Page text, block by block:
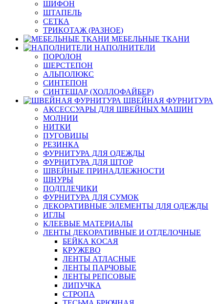
ШИФОН
ШТАПЕЛЬ
СЕТКА
ТРИКОТАЖ (РАЗНОЕ)
МЕБЕЛЬНЫЕ ТКАНИ
НАПОЛНИТЕЛИ
ПОРОЛОН
ШЕРСТЕПОН
АЛЬПОЛЮКС
СИНТЕПОН
СИНТЕШАР (ХОЛЛОФАЙБЕР)
ШВЕЙНАЯ ФУРНИТУРА
АКСЕССУАРЫ ДЛЯ ШВЕЙНЫХ МАШИН
МОЛНИИ
НИТКИ
ПУГОВИЦЫ
РЕЗИНКА
ФУРНИТУРА ДЛЯ ОДЕЖДЫ
ФУРНИТУРА ДЛЯ ШТОР
ШВЕЙНЫЕ ПРИНАДЛЕЖНОСТИ
ШНУРЫ
ПОДПЛЕЧИКИ
ФУРНИТУРА ДЛЯ СУМОК
ДЕКОРАТИВНЫЕ ЭЛЕМЕНТЫ ДЛЯ ОДЕЖДЫ
ИГЛЫ
КЛЕЕВЫЕ МАТЕРИАЛЫ
ЛЕНТЫ ДЕКОРАТИВНЫЕ И ОТДЕЛОЧНЫЕ
БЕЙКА КОСАЯ
КРУЖЕВО
ЛЕНТЫ АТЛАСНЫЕ
ЛЕНТЫ ПАРЧОВЫЕ
ЛЕНТЫ РЕПСОВЫЕ
ЛИПУЧКА
СТРОПА